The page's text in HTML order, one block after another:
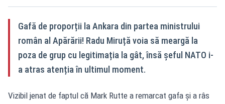
Gafă de proporții la Ankara din partea ministrului
român al Apărării! Radu Miruță voia să meargă la
poza de grup cu legitimația la gât, însă șeful NATO i-
a atras atenția în ultimul moment.
Vizibil jenat de faptul că Mark Rutte a remarcat gafa și a râs